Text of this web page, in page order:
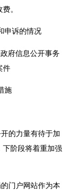
。
申诉的情况
府信息公开事务
件
施
的力量有待于加
阶段将着重加强
门户网站作为本